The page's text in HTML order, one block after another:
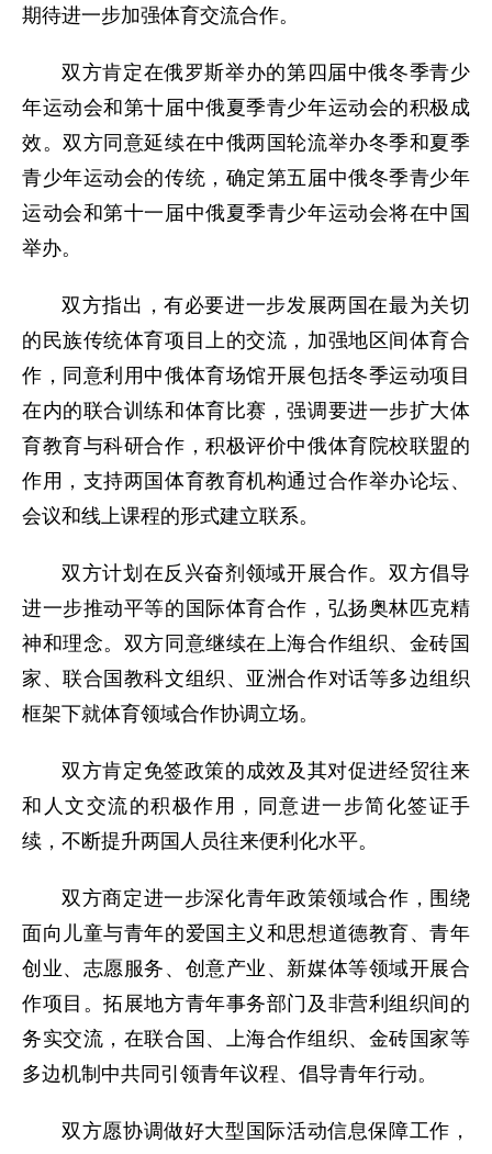
期待进一步加强体育交流合作。
双方肯定在俄罗斯举办的第四届中俄冬季青少
年运动会和第十届中俄夏季青少年运动会的积极成
效。双方同意延续在中俄两国轮流举办冬季和夏季
青少年运动会的传统，确定第五届中俄冬季青少年
运动会和第十一届中俄夏季青少年运动会将在中国
举办。
双方指出，有必要进一步发展两国在最为关切
的民族传统体育项目上的交流，加强地区间体育合
作，同意利用中俄体育场馆开展包括冬季运动项目
在内的联合训练和体育比赛，强调要进一步扩大体
育教育与科研合作，积极评价中俄体育院校联盟的
作用，支持两国体育教育机构通过合作举办论坛、
会议和线上课程的形式建立联系。
双方计划在反兴奋剂领域开展合作。双方倡导
进一步推动平等的国际体育合作，弘扬奥林匹克精
神和理念。双方同意继续在上海合作组织、金砖国
家、联合国教科文组织、亚洲合作对话等多边组织
框架下就体育领域合作协调立场。
双方肯定免签政策的成效及其对促进经贸往来
和人文交流的积极作用，同意进一步简化签证手
续，不断提升两国人员往来便利化水平。
双方商定进一步深化青年政策领域合作，围绕
面向儿童与青年的爱国主义和思想道德教育、青年
创业、志愿服务、创意产业、新媒体等领域开展合
作项目。拓展地方青年事务部门及非营利组织间的
务实交流，在联合国、上海合作组织、金砖国家等
多边机制中共同引领青年议程、倡导青年行动。
双方愿协调做好大型国际活动信息保障工作，